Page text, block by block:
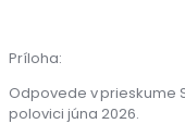
Príloha:
Odpovede v prieskume
polovici júna 2026.